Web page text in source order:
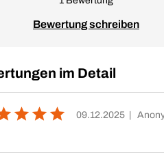
Bewertung schreiben
im Detail
09.12.2025 |